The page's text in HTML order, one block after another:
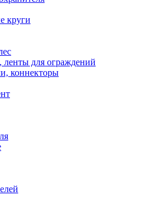
круги
ленты для ограждений
коннекторы